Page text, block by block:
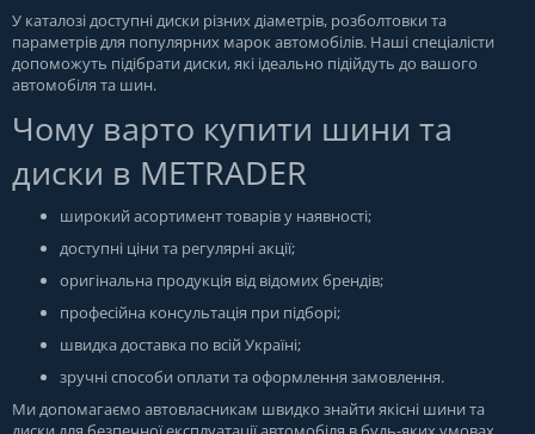
У каталозі доступні диски різних діаметрів, розболтовки та
параметрів для популярних марок автомобілів. Наші спеціалісти
допоможуть підібрати диски, які ідеально підійдуть до вашого
автомобіля та шин.
Чому варто купити шини та
диски в METRADER
широкий асортимент товарів у наявності;
доступні ціни та регулярні акції;
оригінальна продукція від відомих брендів;
професійна консультація при підборі;
швидка доставка по всій Україні;
зручні способи оплати та оформлення замовлення.
Ми допомагаємо автовласникам швидко знайти якісні шини та